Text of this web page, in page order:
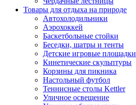
Товары для отдыха на природе
Автохолодильники
Аэрохоккей
Баскетбольные стойки
Беседки, шатры и тенты
Детские игровые площадки
Кинетические скульптуры
Корзины для пикника
Настольный футбол
Теннисные столы Kettler
Уличное освещение